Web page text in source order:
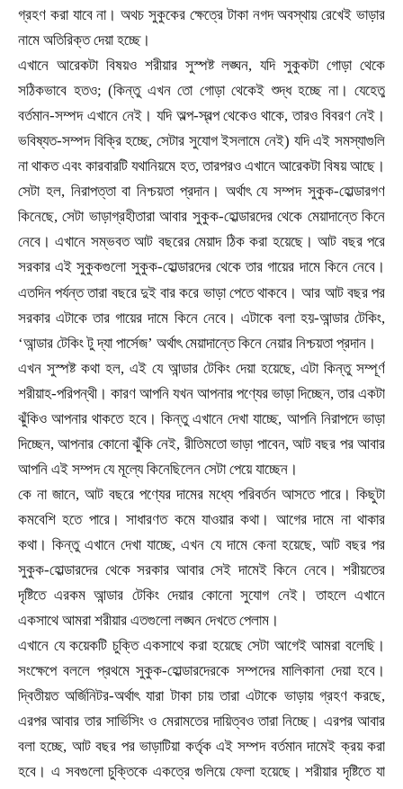
গ্রহণ করা যাবে না। অথচ সুকুকের ক্ষেত্রে টাকা নগদ অবস্থায় রেখেই ভাড়ার
নামে অতিরিক্ত দেয়া হচ্ছে।
এখানে আরেকটা বিষয়ও শরীয়ার সুস্পষ্ট লঙ্ঘন,যদি সুকুকটা গোড়া থেকে
সঠিকভাবে হতও; (কিন্তু এখন তো গোড়া থেকেই শুদ্ধ হচ্ছে না। যেহেতু
বর্তমান-সম্পদ এখানে নেই। যদি অল্প-স্বল্প থেকেও থাকে,তারও বিবরণ নেই।
ভবিষ্যত-সম্পদ বিক্রি হচ্ছে,সেটার সুযোগ ইসলামে নেই) যদি এই সমস্যাগুলি
না থাকত এবং কারবারটি যথানিয়মে হত,তারপরও এখানে আরেকটা বিষয় আছে।
সেটা হল, নিরাপত্তা বা নিশ্চয়তা প্রদান। অর্থাৎ যে সম্পদ সুকুক-হোল্ডারগণ
কিনেছে,সেটা ভাড়াগ্রহীতারা আবার সুকুক-হোল্ডারদের থেকে মেয়াদান্তে কিনে
নেবে। এখানে সম্ভবত আট বছরের মেয়াদ ঠিক করা হয়েছে। আট বছর পরে
সরকার এই সুকুকগুলো সুকুক-হোল্ডারদের থেকে তার গায়ের দামে কিনে নেবে।
এতদিন পর্যন্ত তারা বছরে দুই বার করে ভাড়া পেতে থাকবে ।আর আট বছর পর
সরকার এটাকে তার গায়ের দামে কিনে নেবে। এটাকে বলা হয়-আন্ডার টেকিং,
‘আন্ডার টেকিং টু দ্যা পার্সেজ’ অর্থাৎ মেয়াদান্তে কিনে নেয়ার নিশ্চয়তা প্রদান।
এখন সুস্পষ্ট কথা হল, এই যে আন্ডার টেকিং দেয়া হয়েছে, এটা কিন্তু সম্পূর্ণ
শরীয়াহ-পরিপন্থী। কারণ আপনি যখন আপনার পণ্যের ভাড়া দিচ্ছেন,তার একটা
ঝুঁকিও আপনার থাকতে হবে। কিন্তু এখানে দেখা যাচ্ছে, আপনি নিরাপদে ভাড়া
দিচ্ছেন,আপনার কোনো ঝুঁকি নেই, রীতিমতো ভাড়া পাবেন, আট বছর পর আবার
আপনি এই সম্পদ যে মূল্যে কিনেছিলেন সেটা পেয়ে যাচ্ছেন।
কে না জানে, আট বছরে পণ্যের দামের মধ্যে পরিবর্তন আসতে পারে। কিছুটা
কমবেশি হতে পারে। সাধারণত কমে যাওয়ার কথা। আগের দামে না থাকার
কথা। কিন্তু এখানে দেখা যাচ্ছে,এখন যে দামে কেনা হয়েছে, আট বছর পর
সুকুক-হোল্ডারদের থেকে সরকার আবার সেই দামেই কিনে নেবে। শরীয়তের
দৃষ্টিতে এরকম আন্ডার টেকিং দেয়ার কোনো সুযোগ নেই। তাহলে এখানে
একসাথে আমরা শরীয়ার এতগুলো লঙ্ঘন দেখতে পেলাম।
এখানে যে কয়েকটি চুক্তি একসাথে করা হয়েছে সেটা আগেই আমরা বলেছি।
সংক্ষেপে বললে প্রথমে সুকুক-হোল্ডারদেরকে সম্পদের মালিকানা দেয়া হবে।
দ্বিতীয়ত অর্জিনিটর-অর্থাৎ যারা টাকা চায় তারা এটাকে ভাড়ায় গ্রহণ করছে,
এরপর আবার তার সার্ভিসিং ও মেরামতের দায়িত্বও তারা নিচ্ছে। এরপর আবার
বলা হচ্ছে, আট বছর পর ভাড়াটিয়া কর্তৃক এই সম্পদ বর্তমান দামেই ক্রয় করা
হবে। এ সবগুলো চুক্তিকে একত্রে গুলিয়ে ফেলা হয়েছে। শরীয়ার দৃষ্টিতে যা